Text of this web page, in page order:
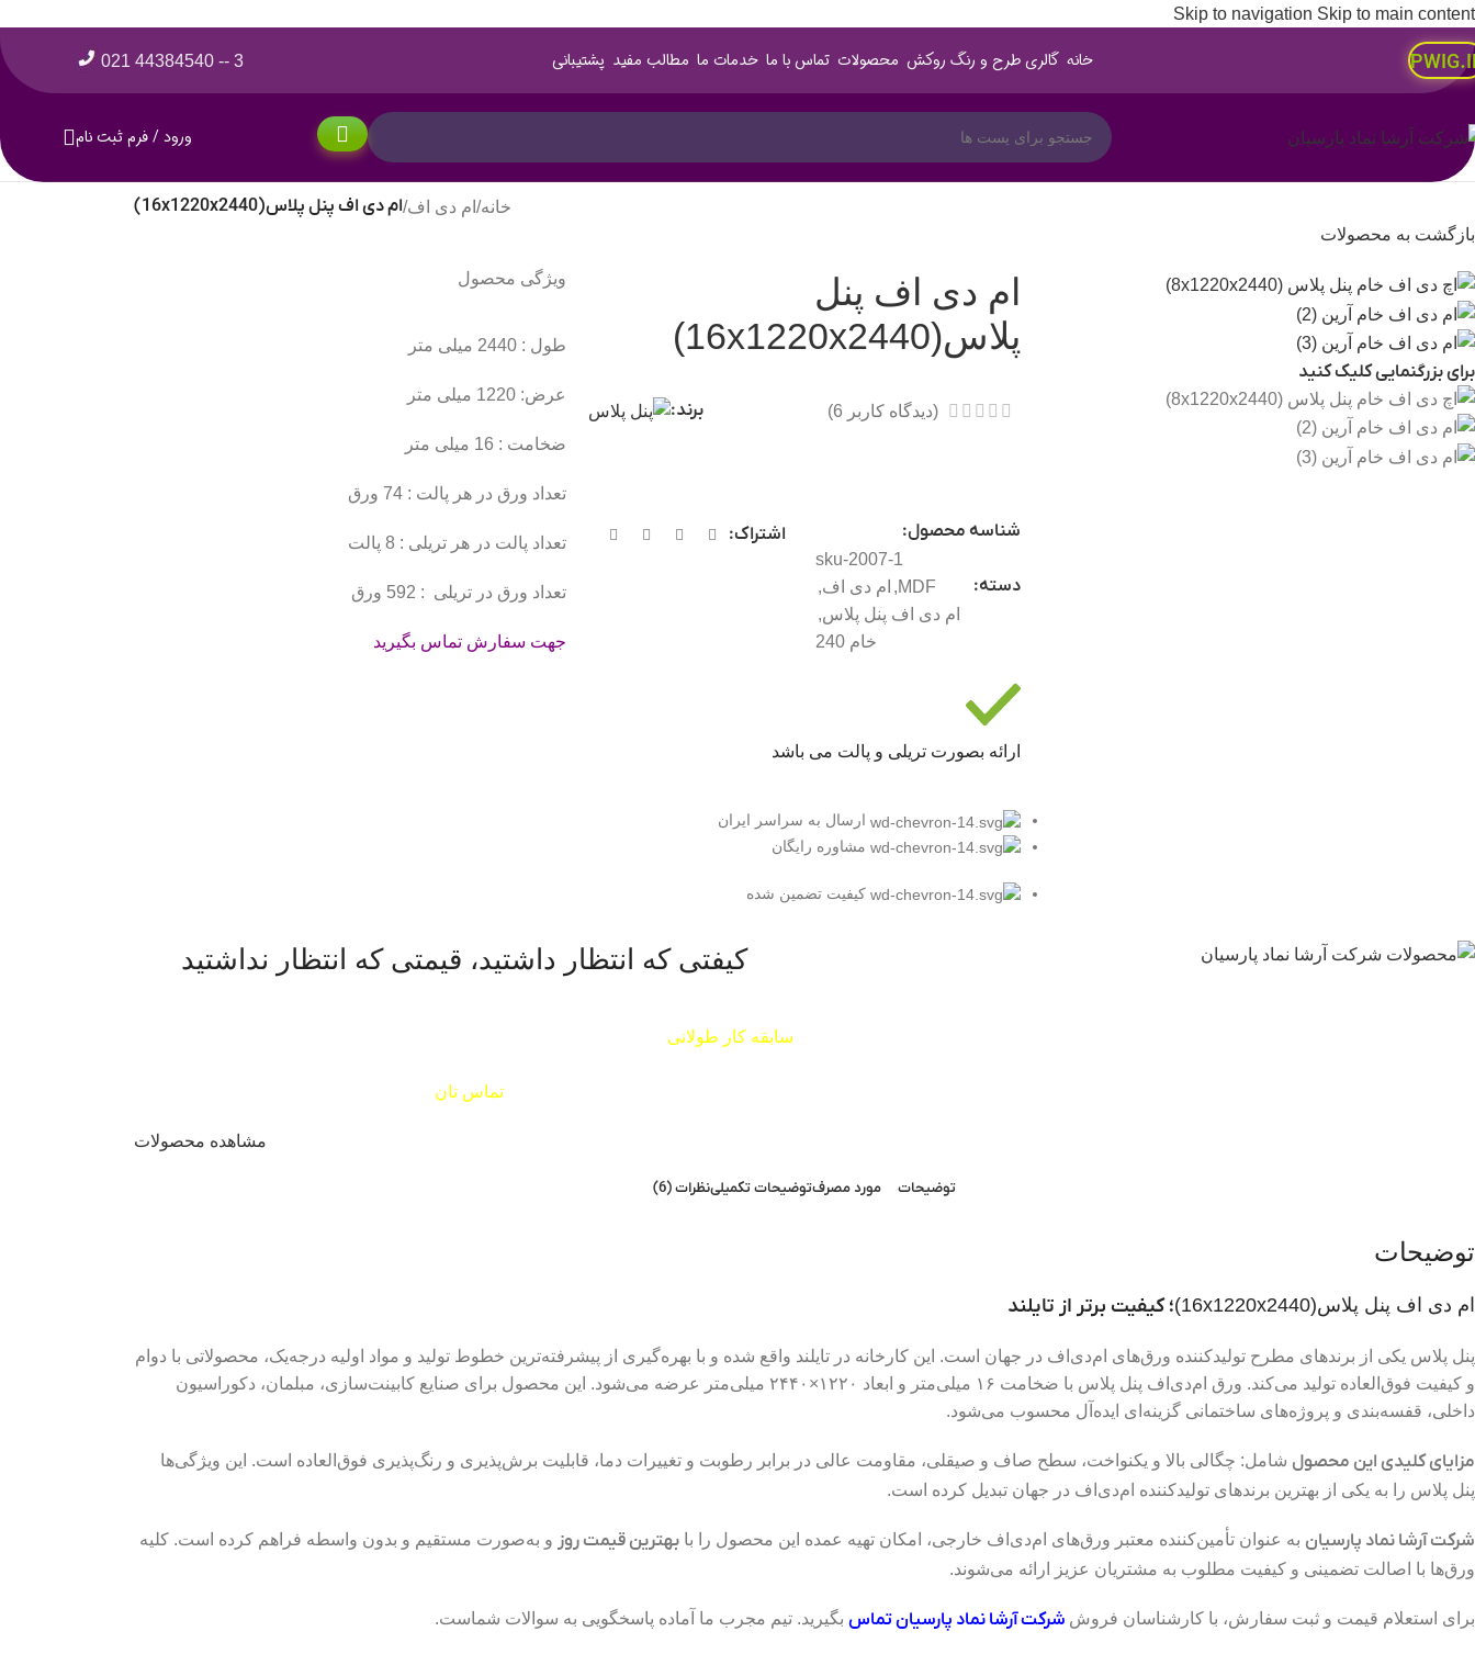
Skip to navigation Skip to main content
خانه گالری طرح و رنگ روکش محصولات تماس با ما خدمات ما مطالب مفید پشتیبانی 3 -- 44384540 021
ورود / فرم ثبت نام
خانه/ ام دی اف/ام دی اف پنل پلاس(16x1220x2440)
بازگشت به محصولات
برای بزرگنمایی کلیک کنید
ام دی اف پنل
پلاس(16x1220x2440)
(دیدگاه کاربر 6
) برند:
شناسه محصول:
sku-2007-1
دسته: MDF
, ام دی اف,
ام دی اف پنل پلاس,
خام 240
اشتراک:
ارائه بصورت تریلی و پالت می باشد
ارسال به سراسر ایران
مشاوره رایگان
کیفیت تضمین شده
ویژگی محصول
طول : 2440 میلی متر
عرض: 1220 میلی متر
ضخامت : 16 میلی متر
تعداد ورق در هر پالت : 74 ورق
تعداد پالت در هر تریلی : 8 پالت
تعداد ورق در تریلی : 592 ورق
جهت سفارش تماس بگیرید
کیفتی که انتظار داشتید، قیمتی که انتظار نداشتید
سابقه کار طولانی
تماس تان
مشاهده محصولات
توضیحات مورد مصرفتوضیحات تکمیلینظرات (6)
توضیحات
ام دی اف پنل پلاس(16x1220x2440) ؛ کیفیت برتر از تایلند
پنل پلاس یکی از برندهای مطرح تولیدکننده ورق‌های ام‌دی‌اف در جهان است. این کارخانه در تایلند واقع شده و با بهره‌گیری از پیشرفته‌ترین خطوط تولید و مواد اولیه درجه‌یک، محصولاتی با دوام
و کیفیت فوق‌العاده تولید می‌کند. ورق ام‌دی‌اف پنل پلاس با ضخامت ۱۶ میلی‌متر و ابعاد ۱۲۲۰×۲۴۴۰ میلی‌متر عرضه می‌شود. این محصول برای صنایع کابینت‌سازی، مبلمان، دکوراسیون
داخلی، قفسه‌بندی و پروژه‌های ساختمانی گزینه‌ای ایده‌آل محسوب می‌شود.
مزایای کلیدی این محصول شامل: چگالی بالا و یکنواخت، سطح صاف و صیقلی، مقاومت عالی در برابر رطوبت و تغییرات دما، قابلیت برش‌پذیری و رنگ‌پذیری فوق‌العاده است. این ویژگی‌ها
پنل پلاس را به یکی از بهترین برندهای تولیدکننده ام‌دی‌اف در جهان تبدیل کرده است.
شرکت آرشا نماد پارسیان به عنوان تأمین‌کننده معتبر ورق‌های ام‌دی‌اف خارجی، امکان تهیه عمده این محصول را با بهترین قیمت روز و به‌صورت مستقیم و بدون واسطه فراهم کرده است. کلیه
ورق‌ها با اصالت تضمینی و کیفیت مطلوب به مشتریان عزیز ارائه می‌شوند.
برای استعلام قیمت و ثبت سفارش، با کارشناسان فروش شرکت آرشا نماد پارسیان تماس بگیرید. تیم مجرب ما آماده پاسخگویی به سوالات شماست.